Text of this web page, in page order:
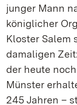
junger Mann
königlicher
Kloster Salem
damaligen
der heute
Münster
245 Jahren –